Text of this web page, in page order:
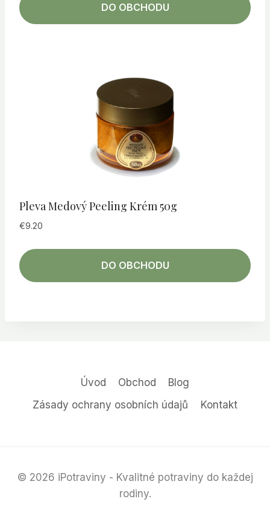
DO OBCHODU
Pleva Medový Peeling Krém 50g
€9.20
DO OBCHODU
Úvod Obchod
Blog
Zásady ochrany osobních údajů
Kontakt
© 2026 iPotraviny - Kvalitné potraviny do každej
rodiny.